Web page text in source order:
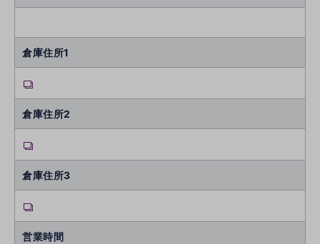
倉庫住所1
倉庫住所2
倉庫住所3
営業時間